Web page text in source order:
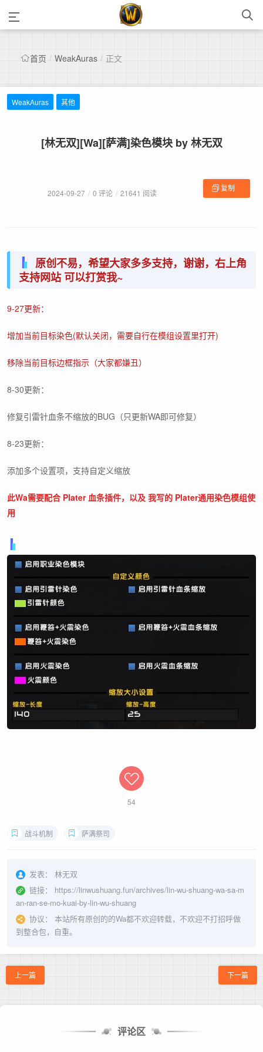
首页 / WeakAuras / 正文
WeakAuras 其他
[林无双][Wa][萨满]染色模块 by 林无双
2024-09-27 / 0 评论 / 21641 阅读 复制
原创不易，希望大家多多支持，谢谢，右上角
支持网站 可以打赏我~
9-27更新：
增加当前目标染色(默认关闭，需要自行在模组设置里打开)
移除当前目标边框指示（大家都嫌丑）
8-30更新：
修复引雷针血条不缩放的BUG（只更新WA即可修复）
8-23更新：
添加多个设置项，支持自定义缩放
此Wa需要配合 Plater 血条插件，以及 我写的 Plater通用染色模组使
用
54
战斗机制 萨满祭司
发表：
林无双
链接：
https://linwushuang.fun/archives/lin-wu-shuang-wa-sa-m
an-ran-se-mo-kuai-by-lin-wu-shuang
协议：
本站所有原创的的Wa都不欢迎转载，不欢迎不打招呼做
到整合包，自重。
上一篇 下一篇
评论区